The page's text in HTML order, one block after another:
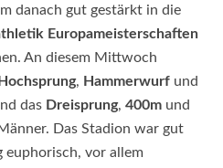
danach gut gestärkt in die
Europameisterschaften
An diesem Mittwoch
Hochsprung, Hammerwurf und
das Dreisprung, 400m und
Das Stadion war gut
euphorisch, vor allem